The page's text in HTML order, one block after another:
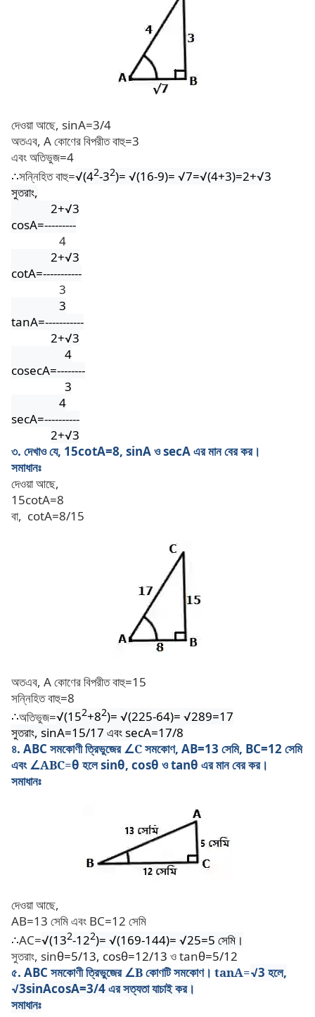
দেওয়া আছে, sinA=3/4
অতএব, A কোণের বিপরীত বাহু=3
এবং অতিভুজ=4
∴সন্নিহিত বাহু=√(42-32)= √(16-9)= √7=√(4+3)=2+√3
সুতরাং,
2+√3
cosA=---------
4
2+√3
cotA=-----------
3
3
tanA=-----------
2+√3
4
cosecA=--------
3
4
secA=----------
2+√3
৩. দেখাও যে, 15cotA=8, sinA ও secA এর মান বের কর।
সমাধানঃ
দেওয়া আছে,
15cotA=8
বা, cotA=8/15
অতএব, A কোণের বিপরীত বাহু=15
সন্নিহিত বাহু=8
∴অতিভুজ=√(152+82)= √(225-64)= √289=17
সুতরাং, sinA=15/17 এবং secA=17/8
৪. ABC সমকোণী ত্রিভুজের∠Cসমকোণ, AB=13 সেমি, BC=12 সেমি
এবং∠ABC=θ হলে sinθ, cosθ ও tanθ এর মান বের কর।
সমাধানঃ
দেওয়া আছে,
AB=13 সেমি এবং BC=12 সেমি
∴AC=√(132-122)= √(169-144)= √25=5 সেমি।
সুতরাং, sinθ=5/13, cosθ=12/13 ও tanθ=5/12
৫. ABC সমকোণী ত্রিভুজের∠Bকোণটি সমকোণ। tanA=√3 হলে,
√3sinAcosA=3/4এর সত্যতা যাচাই কর।
সমাধানঃ